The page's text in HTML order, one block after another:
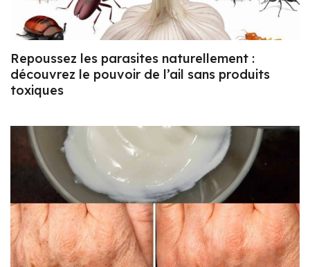
Repoussez les parasites naturellement :
découvrez le pouvoir de l’ail sans produits
toxiques